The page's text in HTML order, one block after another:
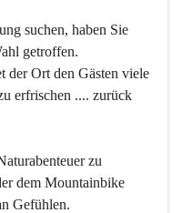
suchen, haben Sie
getroffen.
der Ort den Gästen viele
erfrischen .... zurück
zu
dem Mountainbike
Gefühlen.